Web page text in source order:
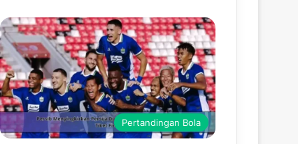
Pertandingan Bola